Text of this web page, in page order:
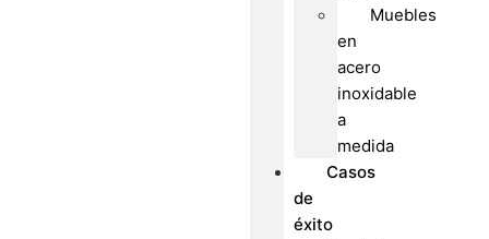
Muebles
en
acero
inoxidable
a
medida
Casos
de
éxito